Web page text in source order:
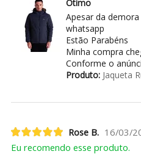
Ótimo
Apesar da
whatsapp
Estão Parabéns
Minha compra
Conforme o
Produto:Jaqueta
Rose B. 16/03/
Eu recomendo esse produto.